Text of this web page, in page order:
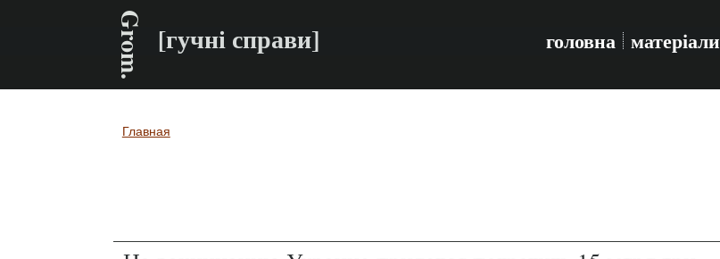
Grom. [гучні справи] головна матеріали
Вы здесь
Главная